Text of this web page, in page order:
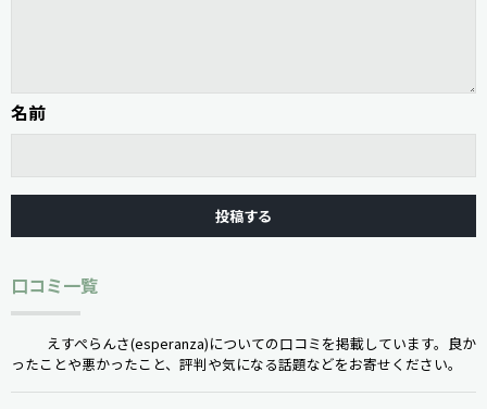
名前
口コミ一覧
えすぺらんさ(esperanza)についての口コミを掲載しています。良か
ったことや悪かったこと、評判や気になる話題などをお寄せください。